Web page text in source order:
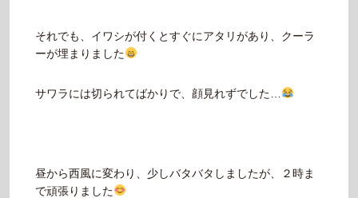
それでも、イワシが付くとすぐにアタリがあり、クーラ
ーが埋まりました
サワラには切られてばかりで、顔見れずでした…
昼から西風に変わり、少しバタバタしましたが、２時ま
で頑張りました